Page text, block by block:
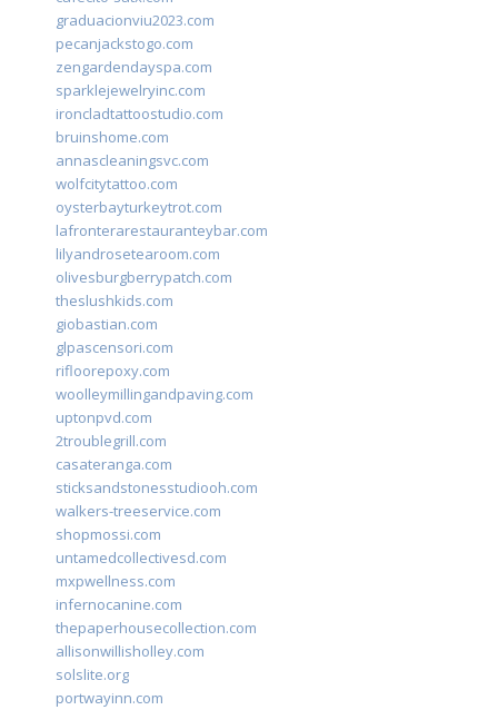
graduacionviu2023.com
pecanjackstogo.com
zengardendayspa.com
sparklejewelryinc.com
ironcladtattoostudio.com
bruinshome.com
annascleaningsvc.com
wolfcitytattoo.com
oysterbayturkeytrot.com
lafronterarestauranteybar.com
lilyandrosetearoom.com
olivesburgberrypatch.com
theslushkids.com
giobastian.com
glpascensori.com
rifloorepoxy.com
woolleymillingandpaving.com
uptonpvd.com
2troublegrill.com
casateranga.com
sticksandstonesstudiooh.com
walkers-treeservice.com
shopmossi.com
untamedcollectivesd.com
mxpwellness.com
infernocanine.com
thepaperhousecollection.com
allisonwillisholley.com
solslite.org
portwayinn.com